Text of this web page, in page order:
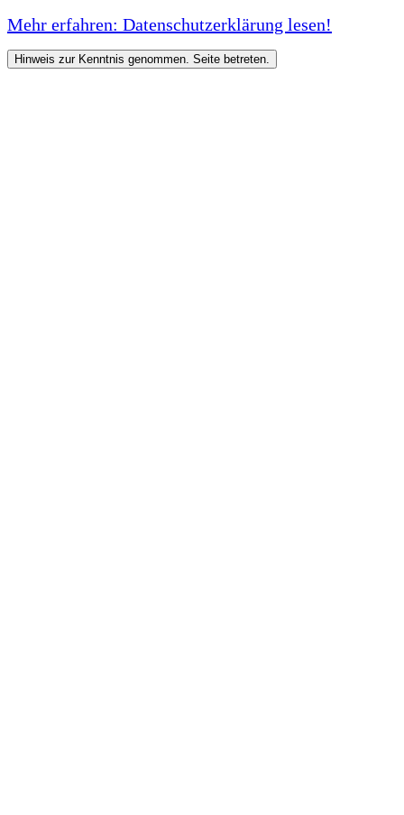
Mehr erfahren: Datenschutzerklärung lesen!
Hinweis zur Kenntnis genommen. Seite betreten.